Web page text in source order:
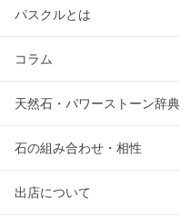
パスクルとは
コラム
天然石・パワーストーン辞典
石の組み合わせ・相性
出店について